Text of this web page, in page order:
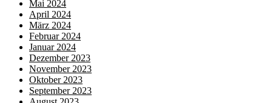
Mai 2024
April 2024
März 2024
Februar 2024
Januar 2024
Dezember 2023
November 2023
Oktober 2023
September 2023